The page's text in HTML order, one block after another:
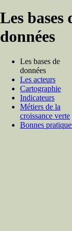
Les bases
données
Les bases de
données
Les acteurs
Cartographie
Indicateurs
Métiers de la
croissance verte
Bonnes